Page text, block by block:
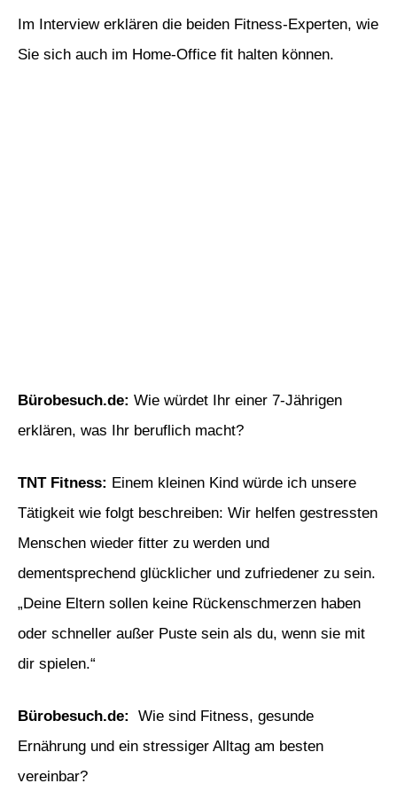
Im Interview erklären die beiden Fitness-Experten, wie
Sie sich auch im Home-Office fit halten können.
Bürobesuch.de: Wie würdet Ihr einer 7-Jährigen
erklären, was Ihr beruflich macht?
TNT Fitness: Einem kleinen Kind würde ich unsere
Tätigkeit wie folgt beschreiben: Wir helfen gestressten
Menschen wieder fitter zu werden und
dementsprechend glücklicher und zufriedener zu sein.
„Deine Eltern sollen keine Rückenschmerzen haben
oder schneller außer Puste sein als du, wenn sie mit
dir spielen.“
Bürobesuch.de:
Wie sind Fitness, gesunde
Ernährung und ein stressiger Alltag am besten
vereinbar?